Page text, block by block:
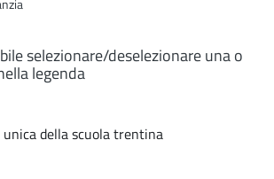
selezionare/deselezionare una o
legenda
della scuola trentina